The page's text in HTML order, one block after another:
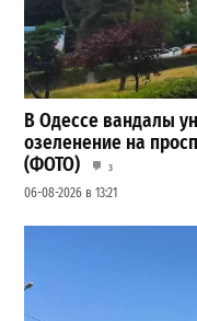
В Одессе вандалы
озеленение на
(ФОТО)
3
06-08-2026 в 13:21